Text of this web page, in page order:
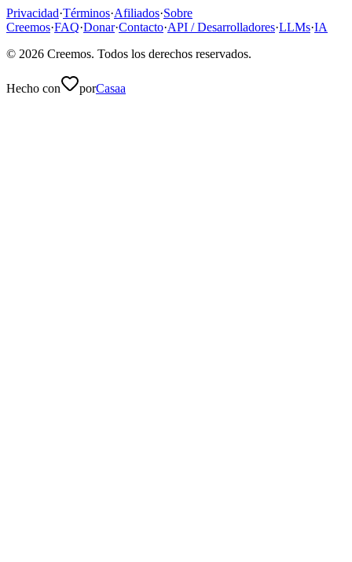
Privacidad·Términos·Afiliados·Sobre
Creemos·FAQ·Donar·Contacto·API / Desarrolladores·LLMs·IA
© 2026 Creemos. Todos los derechos reservados.
Hecho con porCasaa